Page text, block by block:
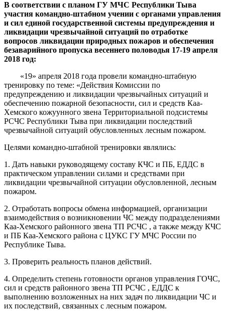
В соответствии с планом ГУ МЧС Республики Тыва
участия командно-штабном учении с органами управления
и сил единой государственной системы предупреждения и
ликвидации чрезвычайной ситуаций по отработке
вопросов ликвидации природных пожаров и обеспечения
безаварийного пропуска весеннего половодья 17-19 апреля
2018 год:
«19» апреля 2018 года провели командно-штабную
тренировку по теме: «Действия Комиссии по
предупреждению и ликвидации чрезвычайных ситуаций и
обеспечению пожарной безопасности, сил и средств Каа-
Хемского кожуунного звена Территориальной подсистемы
РСЧС Республики Тыва при ликвидации последствий
чрезвычайной ситуаций обусловленных лесным пожаром.
Целями командно-штабной тренировки являлись:
1. Дать навыки руководящему составу КЧС и ПБ, ЕДДС в
практическом управлении силами и средствами при
ликвидации чрезвычайной ситуации обусловленной, лесным
пожаром.
2. Отработать вопросы обмена информацией, организации
взаимодействия о возникновении ЧС между подразделениями
Каа-Хемского районного звена ТП РСЧС , а также между КЧС
и ПБ Каа-Хемского района с ЦУКС ГУ МЧС России по
Республике Тыва.
3. Проверить реальность планов действий.
4. Определить степень готовности органов управления ГОЧС,
сил и средств районного звена ТП РСЧС , ЕДДС к
выполнению возложенных на них задач по ликвидации ЧС и
их последствий, связанных с лесным пожаром.